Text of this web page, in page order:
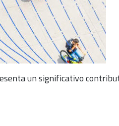
un significativo